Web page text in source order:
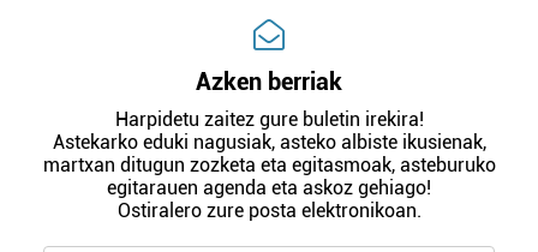
Azken berriak
Harpidetu zaitez gure buletin irekira!
Astekarko eduki nagusiak, asteko albiste ikusienak,
martxan ditugun zozketa eta egitasmoak, asteburuko
egitarauen agenda eta askoz gehiago!
Ostiralero zure posta elektronikoan.